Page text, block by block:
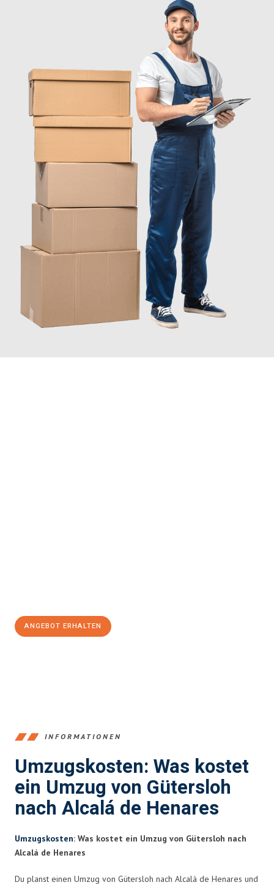
ANGEBOT ERHALTEN
INFORMATIONEN
Umzugskosten: Was kostet
ein Umzug von Gütersloh
nach Alcalá de Henares
Umzugskosten: Was kostet ein Umzug von Gütersloh nach
Alcalá de Henares
Du planst einen Umzug von Gütersloh nach Alcalá de Henares und